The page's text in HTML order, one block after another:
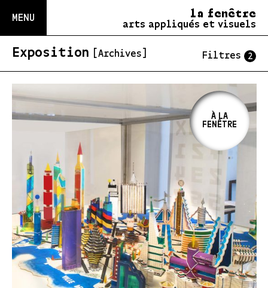
MENU la fenêtre
arts appliqués et visuels
Exposition [Archives] Filtres 2
À LA
FENÊTRE